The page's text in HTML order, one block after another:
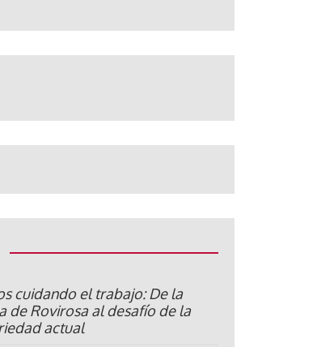
cuidando el trabajo: De la
de Rovirosa al desafío de la
actual